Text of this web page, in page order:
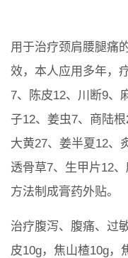
用于治疗颈肩腰腿痛
效，本人应用多年，
7、陈皮12、川断9、
子12、姜虫7、商陆
大黄27、姜半夏12、
透骨草7、生甲片12
方法制成膏药外贴。
治疗腹泻、腹痛、过
皮10g，焦山楂10g，